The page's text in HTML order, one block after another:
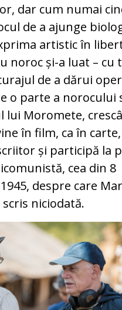
dar cum numai
de a ajunge
artistic în
noroc și-a luat – cu
de a dărui
o parte a norocului
lui Moromete,
în film, ca în carte,
și participă la
cea din 8
despre care
niciodată.